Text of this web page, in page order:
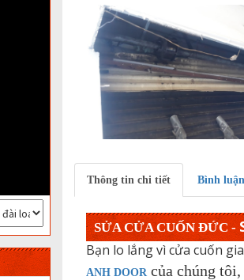
Thông tin chi tiết Bình luận
SỬA CỬA CUỐN ĐỨC -
Bạn lo lắng vì cửa cuốn
ANH DOOR của chúng